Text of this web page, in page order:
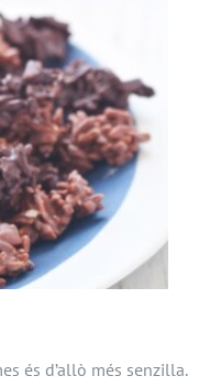
és d’allò més senzilla.